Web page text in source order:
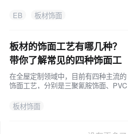
居建材行业的技术革新，共同探讨EB
固化技术在家居建材行业的应用前景及
EB 板材饰面
板材的饰面工艺有哪几种？
带你了解常见的四种饰面工
艺！
在全屋定制领域中，目前有四种主流的
饰面工艺，分别是三聚氰胺饰面、PVC
板材饰面